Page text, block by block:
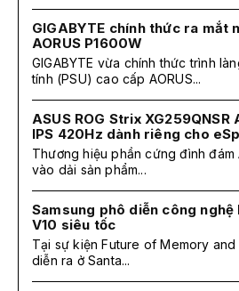
GIGABYTE chính thức ra mắt
AORUS P1600W
GIGABYTE vừa chính thức trình
tính (PSU) cao cấp AORUS...
ASUS ROG Strix
IPS 420Hz dành riêng cho
Thương hiệu phần cứng đình đám
vào dải sản phẩm...
Samsung phô diễn công nghệ
V10 siêu tốc
Tại sự kiện Future of Memory
diễn ra ở Santa...